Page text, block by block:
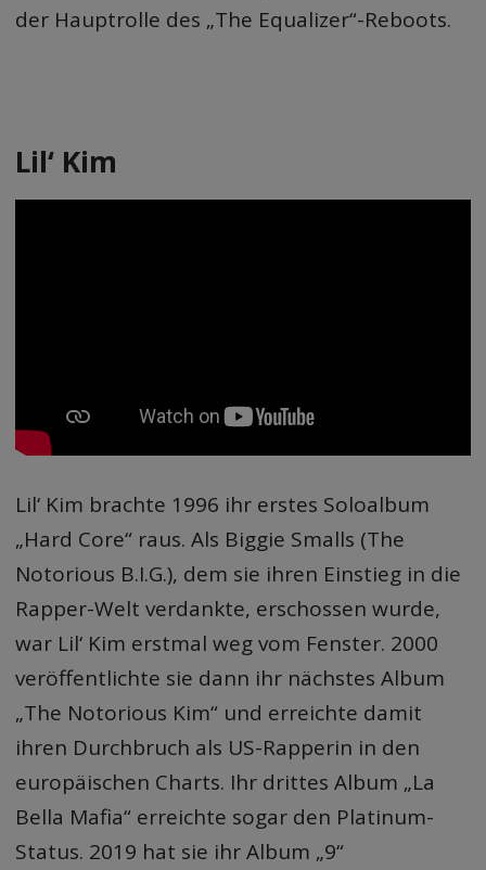
der Hauptrolle des „The Equalizer“-Reboots.
Lil‘ Kim
Lil‘ Kim brachte 1996 ihr erstes Soloalbum
„Hard Core“ raus. Als Biggie Smalls (The
Notorious B.I.G.), dem sie ihren Einstieg in die
Rapper-Welt verdankte, erschossen wurde,
war Lil‘ Kim erstmal weg vom Fenster. 2000
veröffentlichte sie dann ihr nächstes Album
„The Notorious Kim“ und erreichte damit
ihren Durchbruch als US-Rapperin in den
europäischen Charts. Ihr drittes Album „La
Bella Mafia“ erreichte sogar den Platinum-
Status. 2019 hat sie ihr Album „9“